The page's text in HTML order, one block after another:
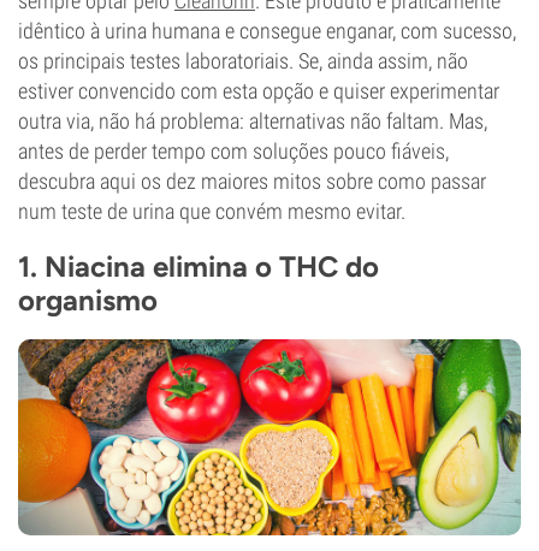
idêntico à urina humana e consegue enganar, com sucesso,
os principais testes laboratoriais. Se, ainda assim, não
estiver convencido com esta opção e quiser experimentar
outra via, não há problema: alternativas não faltam. Mas,
antes de perder tempo com soluções pouco fiáveis,
descubra aqui os dez maiores mitos sobre como passar
num teste de urina que convém mesmo evitar.
1. Niacina elimina o THC do
organismo